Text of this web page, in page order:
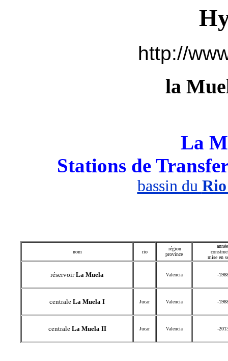
http://
la
La
Stations de
bassin du
nom rio
région
province
mise en
réservoirLa Muela Valencia -
centrale La Muela I Jucar Valencia -
centrale La Muela II Jucar Valencia -